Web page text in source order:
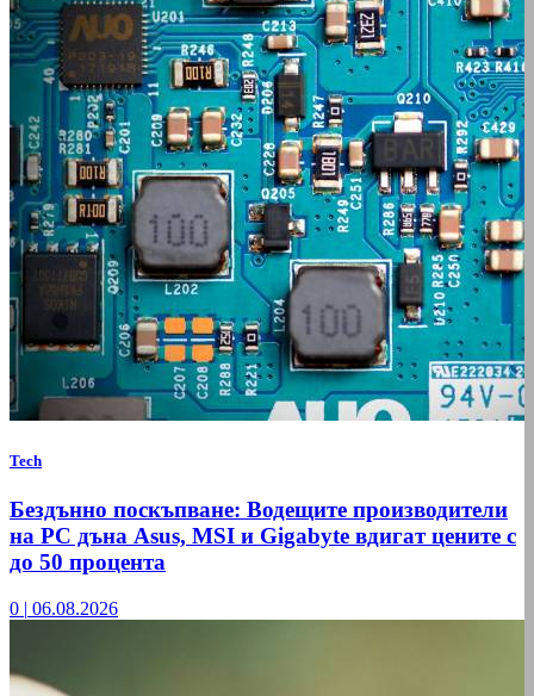
Tech
Бездънно поскъпване: Водещите производители
на РС дъна Asus, MSI и Gigabyte вдигат цените с
до 50 процента
0 | 06.08.2026